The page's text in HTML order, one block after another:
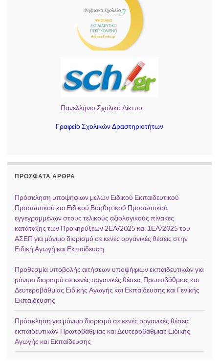
Πανελλήνιο Σχολικό Δίκτυο
Γραφείο Σχολικών Δραστηριοτήτων
ΠΡΌΣΦΑΤΑ ΆΡΘΡΑ
Πρόσκληση υποψήφιων μελών Ειδικού Εκπαιδευτικού
Προσωπικού και Ειδικού Βοηθητικού Προσωπικού
εγγεγραμμένων στους τελικούς αξιολογικούς πίνακες
κατάταξης των Προκηρύξεων 2ΕΑ/2025 και 1ΕΑ/2025 του
ΑΣΕΠ για μόνιμο διορισμό σε κενές οργανικές θέσεις στην
Ειδική Αγωγή και Εκπαίδευση
Προθεσμία υποβολής αιτήσεων υποψήφιων εκπαιδευτικών για
μόνιμο διορισμό σε κενές οργανικές θέσεις Πρωτοβάθμιας και
Δευτεροβάθμιας Ειδικής Αγωγής και Εκπαίδευσης και Γενικής
Εκπαίδευσης
Πρόσκληση για μόνιμο διορισμό σε κενές οργανικές θέσεις
εκπαιδευτικών Πρωτοβάθμιας και Δευτεροβάθμιας Ειδικής
Αγωγής και Εκπαίδευσης